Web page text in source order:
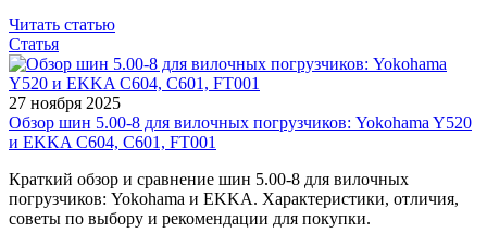
Читать статью
Статья
27 ноября 2025
Обзор шин 5.00-8 для вилочных погрузчиков: Yokohama Y520
и EKKA C604, C601, FT001
Краткий обзор и сравнение шин 5.00-8 для вилочных
погрузчиков: Yokohama и EKKA. Характеристики, отличия,
советы по выбору и рекомендации для покупки.